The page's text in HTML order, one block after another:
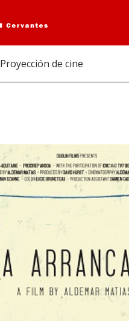
Proyección de cine